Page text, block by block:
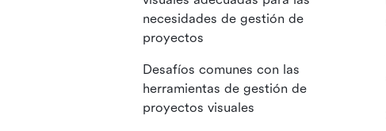
necesidades de gestión de
proyectos
Desafíos comunes con las
herramientas de gestión de
proyectos visuales